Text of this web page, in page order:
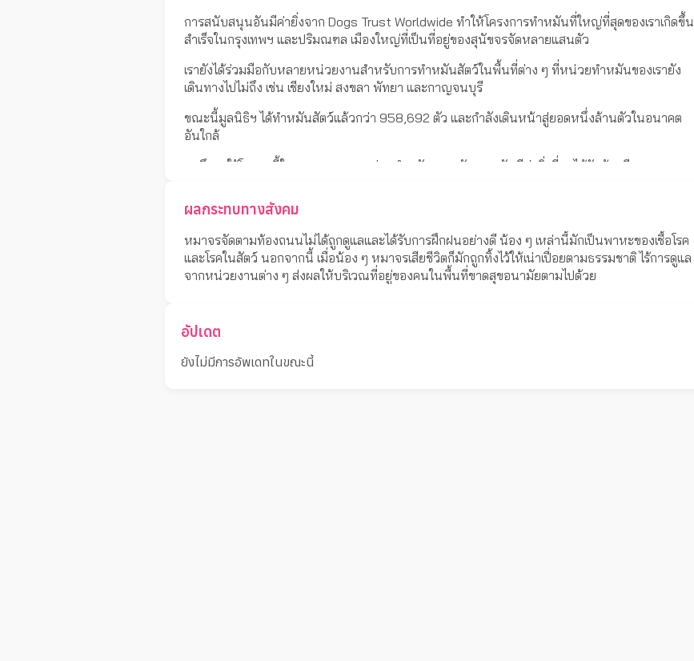
การสนับสนุนอันมีค่ายิ่งจาก Dogs Trust Worldwide ทำให้โครงการทำหมันที่ใหญ่ที่สุดของเราเกิดขึ้น
สำเร็จในกรุงเทพฯ และปริมณฑล เมืองใหญ่ที่เป็นที่อยู่ของสุนัขจรจัดหลายแสนตัว
เรายังได้ร่วมมือกับหลายหน่วยงานสำหรับการทำหมันสัตว์ในพื้นที่ต่าง ๆ ที่หน่วยทำหมันของเรายัง
เดินทางไปไม่ถึง เช่น เชียงใหม่ สงขลา พัทยา และกาญจนบุรี
ขณะนี้มูลนิธิฯ ได้ทำหมันสัตว์แล้วกว่า 958,692 ตัว และกำลังเดินหน้าสู่ยอดหนึ่งล้านตัวในอนาคต
อันใกล้
เราจึงขอใช้โอกาสนี้ในการขอบคุณทุกท่านสำหรับการสนับสนุนอันมีค่ายิ่งที่เราได้รับด้วยดีเสมอมา ทุก
ผลกระทบทางสังคม
หมาจรจัดตามท้องถนนไม่ได้ถูกดูแลและได้รับการฝึกฝนอย่างดี น้อง ๆ เหล่านี้มักเป็นพาหะของเชื้อโรค
และโรคในสัตว์ นอกจากนี้ เมื่อน้อง ๆ หมาจรเสียชีวิตก็มักถูกทิ้งไว้ให้เน่าเปื่อยตามธรรมชาติ ไร้การดูแล
จากหน่วยงานต่าง ๆ ส่งผลให้บริเวณที่อยู่ของคนในพื้นที่ขาดสุขอนามัยตามไปด้วย
อัปเดต
ยังไม่มีการอัพเดทในขณะนี้